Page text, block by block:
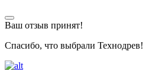
Ваш отзыв принят!
Спасибо, что выбрали Технодрев!